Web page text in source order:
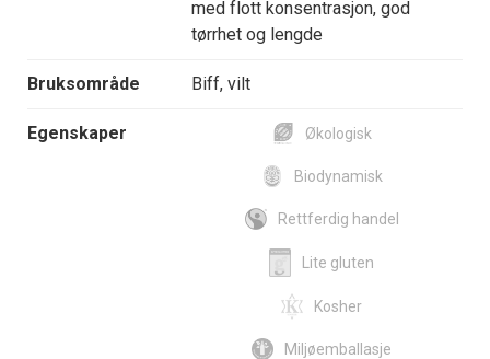
med flott konsentrasjon, god
tørrhet og lengde
Bruksområde Biff, vilt
Egenskaper Økologisk
Biodynamisk
Rettferdig handel
Lite gluten
Kosher
Miljøemballasje